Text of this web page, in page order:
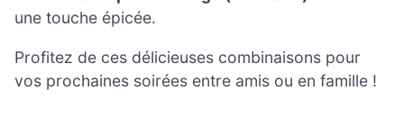
une touche épicée.
Profitez de ces délicieuses combinaisons pour
vos prochaines soirées entre amis ou en famille !